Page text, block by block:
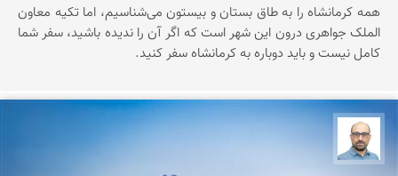
همه کرمانشاه را به طاق بستان و بیستون می‌شناسیم، اما تکیه معاون
الملک جواهری درون این شهر است که اگر آن را ندیده باشید، سفر شما
کامل نیست و باید دوباره به کرمانشاه سفر کنید.